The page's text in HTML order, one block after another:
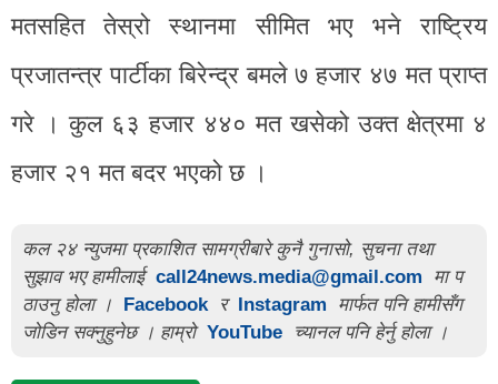
मतसहित तेस्रो स्थानमा सीमित भए भने राष्ट्रिय
प्रजातन्त्र पार्टीका बिरेन्द्र बमले ७ हजार ४७ मत प्राप्त
गरे । कुल ६३ हजार ४४० मत खसेको उक्त क्षेत्रमा ४
हजार २१ मत बदर भएको छ ।
कल २४ न्युजमा प्रकाशित सामग्रीबारे कुनै गुनासो, सुचना तथा
सुझाव भए हामीलाई call24news.media@gmail.com
मा प
ठाउनु होला ।
Facebook र Instagram
मार्फत पनि हामीसँग
जोडिन सक्नुहुनेछ । हाम्रो YouTube च्यानल पनि हेर्नु होला ।